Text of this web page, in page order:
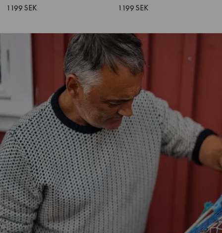
1 199 SEK 1 199 SEK